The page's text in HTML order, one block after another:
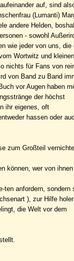
auf, sind
(Lumanti)
andere Helden,
- sowohl
wie jeder von uns, die
Wortwitz und kleinen
nichts für Fans von
von Band zu Band
vor Augen haben
der höchst
ihr eigenes, oft
hassen oder
zum Großteil
können, wer von
ten anfordern, sondern
), zur Hilfe
die Welt vor dem